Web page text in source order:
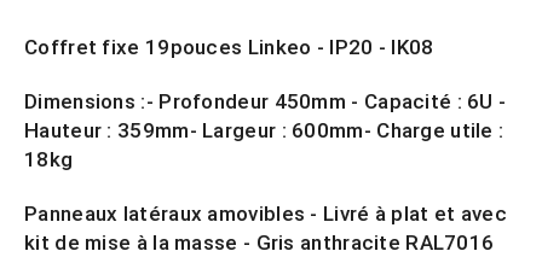
Coffret fixe 19pouces Linkeo - IP20 - IK08
Dimensions :- Profondeur 450mm - Capacité : 6U -
Hauteur : 359mm- Largeur : 600mm- Charge utile :
18kg
Panneaux latéraux amovibles - Livré à plat et avec
kit de mise à la masse - Gris anthracite RAL7016